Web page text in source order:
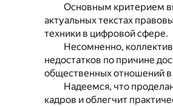
Основным критерием
актуальных текстах
техники в цифровой сфере.
Несомненно,
недостатков по причине
общественных отношений
Надеемся, что
кадров и облегчит